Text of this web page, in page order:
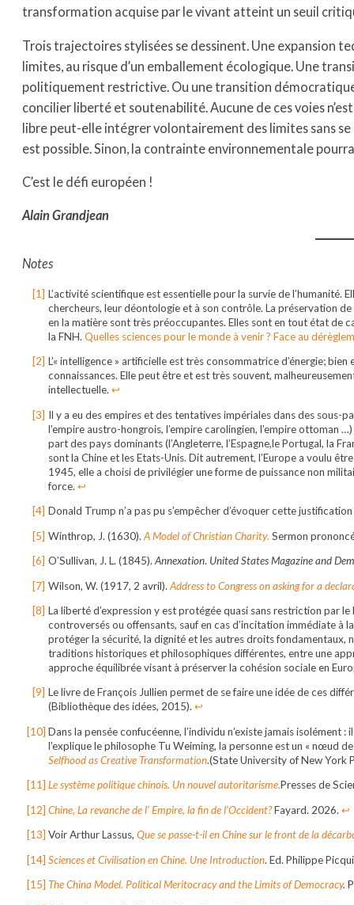
transformation acquise par le vivant atteint un seuil
Trois trajectoires stylisées se dessinent. Une expansion
limites, au risque d’un emballement écologique. Une
politiquement restrictive. Ou une transition
concilier liberté et soutenabilité. Aucune de ces voies
libre peut-elle intégrer volontairement des limites sans
est possible. Sinon, la contrainte environnementale
C’est le défi européen !
Alain Grandjean
Notes
L’activité scientifique est essentielle pour la survie de
chercheurs, leur déontologie et à son contrôle. La préservation
en la matière sont très préoccupantes. Elles sont en tout état de
la FNH. Quelles sciences pour le monde à venir ? Face au
L’« intelligence » artificielle est très consommatrice d’énergie;
connaissances. Elle peut être et est très souvent,
intellectuelle.↩︎
Il y a eu des empires et des tentatives impériales dans des sous-
l’empire austro-hongrois, l’empire carolingien, l’empire
part des pays dominants (l’Angleterre, l’Espagne,le Portugal, la
sont la Chine et les Etats-Unis. Dit autrement, l’Europe a voulu
1945, elle a choisi de privilégier une forme de puissance non
force. ↩︎
Donald Trump n’a pas pu s’empêcher d’évoquer cette
Winthrop, J. (1630). A Model of Christian Charity. Sermon
O’Sullivan, J. L. (1845). Annexation. United States Magazine and
Wilson, W. (1917, 2 avril). Address to Congress on asking for a
La liberté d’expression y est protégée quasi sans restriction par
controversés ou offensants, sauf en cas d’incitation immédiate à
protéger la sécurité, la dignité et les autres droits
traditions historiques et philosophiques différentes, entre une
approche équilibrée visant à préserver la cohésion sociale en
Le livre de François Jullien permet de se faire une idée de ces
(Bibliothèque des idées, 2015).↩︎
Dans la pensée confucéenne, l’individu n’existe jamais isolément
l’explique le philosophe Tu Weiming, la personne est un « nœud
Selfhood as Creative Transformation.(State University of New York
Le système politique chinois. Un nouvel autoritarisme.Presses de
Chine, La revanche de l’ Empire, la fin de l’Occident?Fayard. 2026. ↩︎
Voir Arthur Lassus, Que se passe-t-il en Chine sur le front de la
Sciences et Civilisation en Chine. Une Introduction. Ed. Philippe
The China Model. Political Meritocracy and the Limits of Democracy.